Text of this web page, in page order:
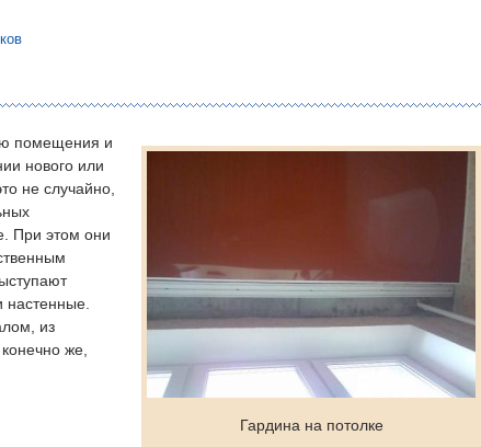
Гардина на потолке
помещения и
нового или
не случайно,
При этом они
из
же,